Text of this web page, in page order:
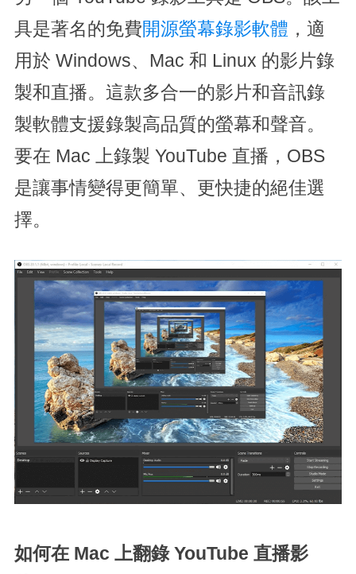
具是著名的免費開源螢幕錄影軟體 ，適
用於 Windows、Mac 和 Linux 的影片錄
製和直播。這款多合一的影片和音訊錄
製軟體支援錄製高品質的螢幕和聲音。
要在 Mac 上錄製 YouTube 直播，OBS
是讓事情變得更簡單、更快捷的絕佳選
擇。
如何在 Mac 上翻錄 YouTube 直播影